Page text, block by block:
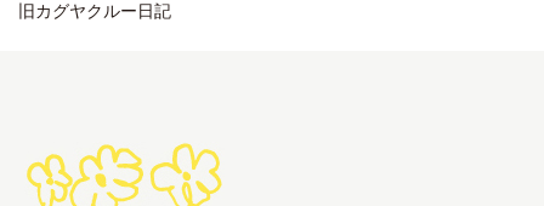
旧カグヤクルー日記